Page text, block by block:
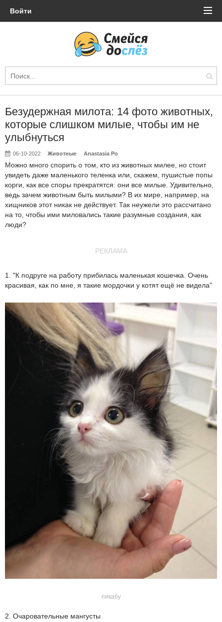
Войти
Безудержная милота: 14 фото животных,
которые слишком милые, чтобы им не
улыбнуться
06-10-2022 Животные Anastasia Po
Можно много спорить о том, кто из животных милее, но стоит
увидеть даже маленького теленка или, скажем, пушистые попы
корги, как все споры прекратятся: они все милые. Удивительно,
ведь зачем животным быть милыми? В их мире, например, на
хищников этот никак не действует. Так неужели это рассчитано
на то, чтобы ими миловались такие разумные создания, как
люди?
РЕКЛАМА
1. "К подруге на работу прибилась маленькая кошечка. Очень
красивая, как по мне, я такие мордочки у котят ещё не видела"
пикабу
2. Очаровательные мангусты